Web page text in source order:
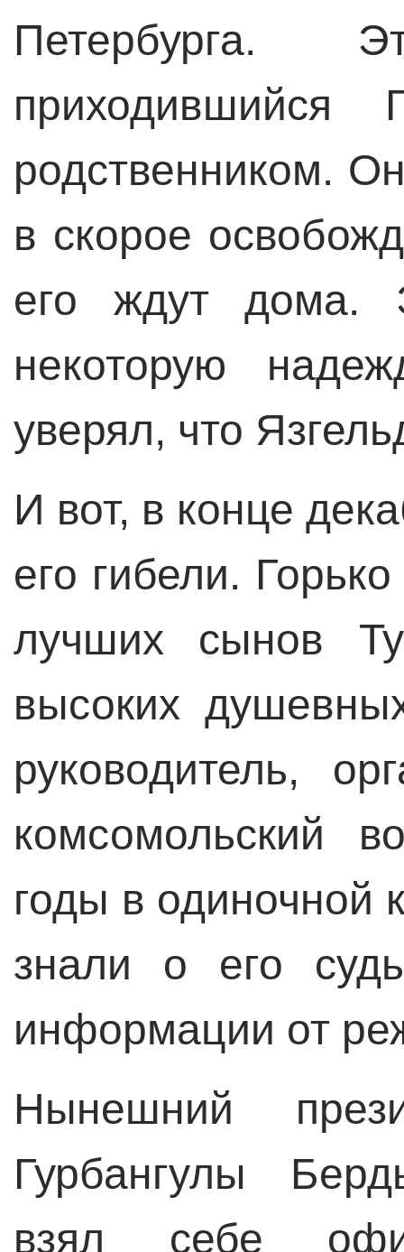
приходившийся
родственником.
в скорое
его ждут дома.
некоторую
уверял, что
И вот, в конце
его гибели.
лучших сынов
высоких
руководитель,
комсомольский
годы в одиночной
знали о его
информации от
Нынешний
Гурбангулы
взял себе